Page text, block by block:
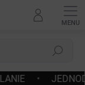
Hľadať
JEDNODUCHÉ